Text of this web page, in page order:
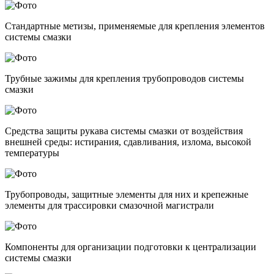
Стандартные метизы, применяемые для крепления элементов
системы смазки
Трубные зажимы для крепления трубопроводов системы
смазки
Средства защиты рукава системы смазки от воздействия
внешней среды: истирания, сдавливания, излома, высокой
температуры
Трубопроводы, защитные элементы для них и крепежные
элементы для трассировки смазочной магистрали
Компоненты для организации подготовки к централизации
системы смазки